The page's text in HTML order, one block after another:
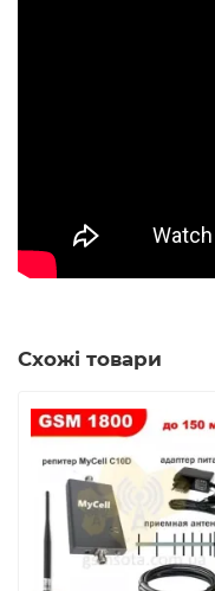
Схожі товари